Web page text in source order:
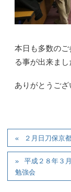
本日も多数の
る事が出来まし
ありがとうござ
２月日刀保京
平成２８年３
勉強会